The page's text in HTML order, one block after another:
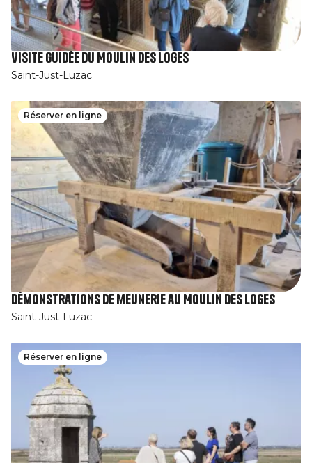
Visite guidée du Moulin des Loges
Saint-Just-Luzac
Réserver en ligne
Démonstrations de meunerie au Moulin des Loges
Saint-Just-Luzac
Réserver en ligne